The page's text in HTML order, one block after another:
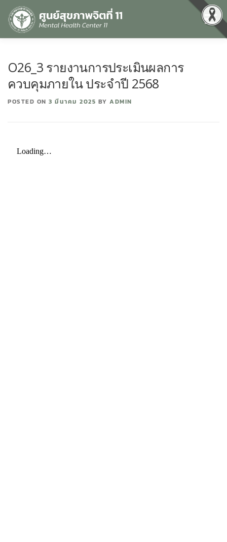
Menu
ศูนย์ข้อมูลข่าวสาร
O26_3 รายงานการประเมินผลการ
ควบคุมภายใน ประจำปี 2568
POSTED ON 3 มีนาคม 2025 BY ADMIN